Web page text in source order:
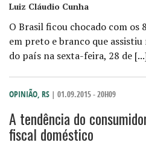
Luiz Cláudio Cunha
O Brasil ficou chocado com os
em preto e branco que
do país na sexta-feira, 28 de
OPINIÃO, RS | 01.09.2015 - 20H09
A tendência do
fiscal doméstico